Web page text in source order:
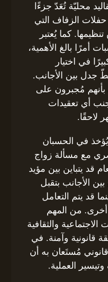
محليّة تُعَدّ جزءًا
حفلات الزفاف التي
كما يُعتبر
أمرًا بالغ الأهمية،
في اختيار
جدل بين الأجانب.
مُجبرون على
أي تعقيدات
لاحقًا.
في الحسبان
مع مسألة زواج
قد يتباين بين مؤيد
الأجانب بتقبل
قد يتم التعامل
من المهم
والثقافية
قانونية وآمنة. في
مُستَعان به أن
العملية.